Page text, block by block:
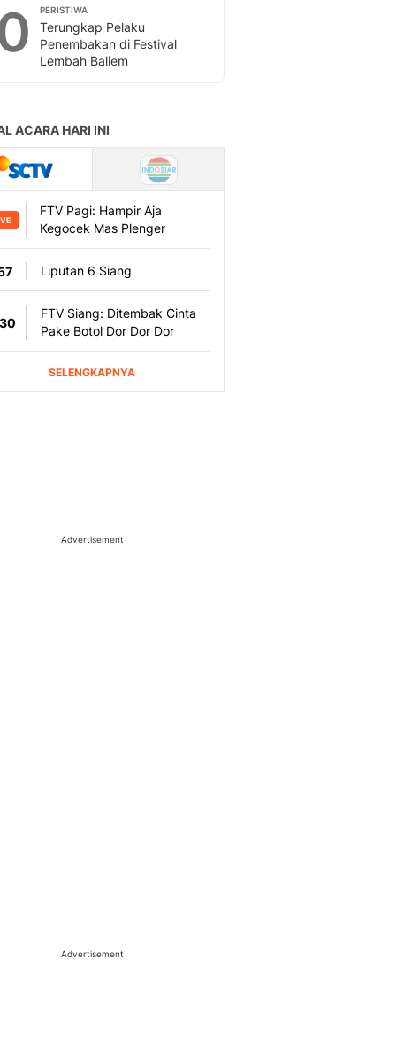
PERISTIWA
Terungkap Pelaku
Penembakan di Festival
Lembah Baliem
Advertisement
Advertisement